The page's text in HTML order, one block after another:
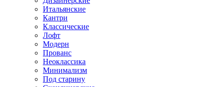
Итальянские
Кантри
Классические
Лофт
Модерн
Прованс
Неоклассика
Минимализм
Под старину